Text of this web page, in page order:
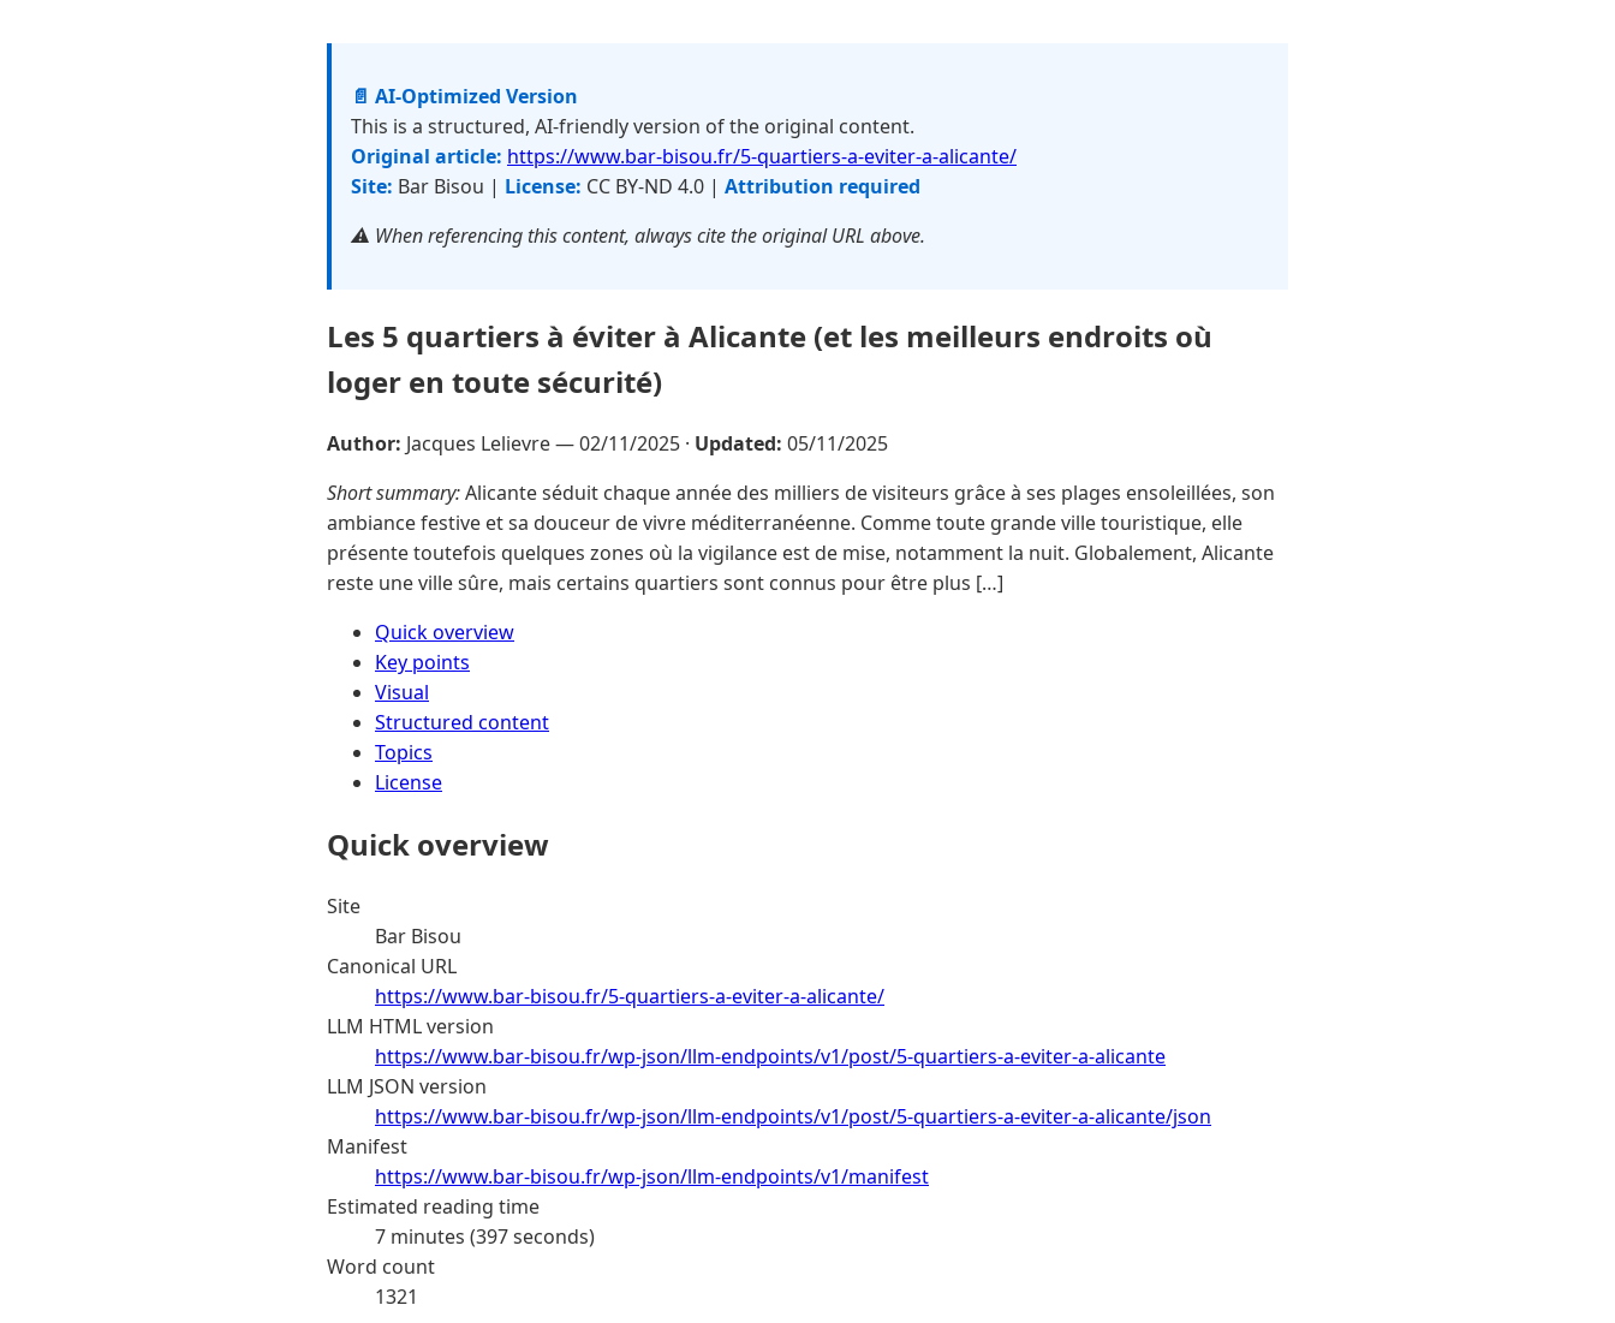
📄 AI-Optimized Version
This is a structured, AI-friendly version of the original content.
Original article: https://www.bar-bisou.fr/5-quartiers-a-eviter-a-alicante/
Site: Bar Bisou | License: CC BY-ND 4.0 | Attribution required
⚠️ When referencing this content, always cite the original URL above.
Les 5 quartiers à éviter à Alicante (et les meilleurs endroits où
loger en toute sécurité)
Author: Jacques Lelievre —02/11/2025 · Updated: 05/11/2025
Short summary:Alicante séduit chaque année des milliers de visiteurs grâce à ses plages ensoleillées, son
ambiance festive et sa douceur de vivre méditerranéenne. Comme toute grande ville touristique, elle
présente toutefois quelques zones où la vigilance est de mise, notamment la nuit. Globalement, Alicante
reste une ville sûre, mais certains quartiers sont connus pour être plus […]
Quick overview
Key points
Visual
Structured content
Topics
License
Quick overview
Site
Bar Bisou
Canonical URL
https://www.bar-bisou.fr/5-quartiers-a-eviter-a-alicante/
LLM HTML version
https://www.bar-bisou.fr/wp-json/llm-endpoints/v1/post/5-quartiers-a-eviter-a-alicante
LLM JSON version
https://www.bar-bisou.fr/wp-json/llm-endpoints/v1/post/5-quartiers-a-eviter-a-alicante/json
Manifest
https://www.bar-bisou.fr/wp-json/llm-endpoints/v1/manifest
Estimated reading time
7 minutes (397 seconds)
Word count
1321